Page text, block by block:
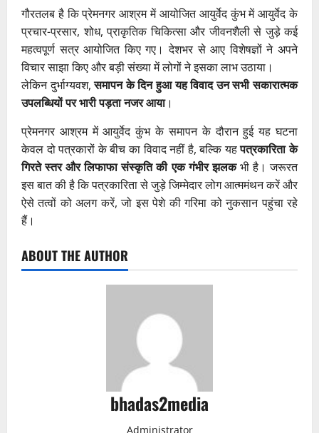
गौरतलब है कि प्रेमनगर आश्रम में आयोजित आयुर्वेद कुंभ में आयुर्वेद के
प्रचार-प्रसार, शोध, प्राकृतिक चिकित्सा और जीवनशैली से जुड़े कई
महत्वपूर्ण सत्र आयोजित किए गए। देशभर से आए विशेषज्ञों ने अपने
विचार साझा किए और बड़ी संख्या में लोगों ने इसका लाभ उठाया।
लेकिन दुर्भाग्यवश,समापन के दिन हुआ यह विवाद उन सभी सकारात्मक
उपलब्धियों पर भारी पड़ता नजर आया।
प्रेमनगर आश्रम में आयुर्वेद कुंभ के समापन के दौरान हुई यह घटना
केवल दो पत्रकारों के बीच का विवाद नहीं है, बल्कि यहपत्रकारिता के
गिरते स्तर और लिफाफा संस्कृति की एक गंभीर झलकभी है। जरूरत
इस बात की है कि पत्रकारिता से जुड़े जिम्मेदार लोग आत्ममंथन करें और
ऐसे तत्वों को अलग करें, जो इस पेशे की गरिमा को नुकसान पहुंचा रहे
हैं।
ABOUT THE AUTHOR
bhadas2media
Administrator